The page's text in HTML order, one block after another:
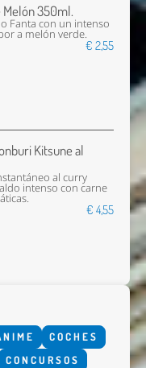
Melón 350ml.
Fanta con un intenso
a melón verde.
€ 2,55
Kitsune al
al curry
intenso con carne
€ 4,55
COCHES
CONCURSOS